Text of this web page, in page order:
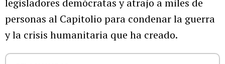
legisladores demócratas y atrajo a miles de
personas al Capitolio para condenar la guerra
y la crisis humanitaria que ha creado.